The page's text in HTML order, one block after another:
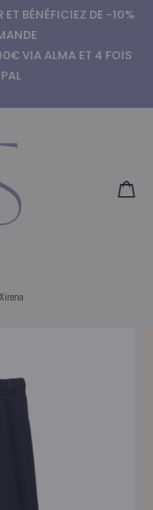
BÉNÉFICIEZ DE -10%
VIA ALMA ET 4 FOIS